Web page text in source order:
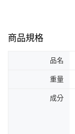
商品規格
品名
重量
成分